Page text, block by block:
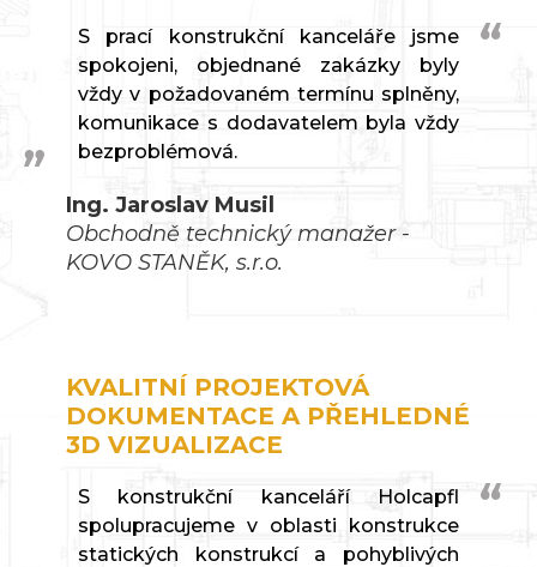
S prací konstrukční kanceláře jsme
spokojeni, objednané zakázky byly
vždy v požadovaném termínu splněny,
komunikace s dodavatelem byla vždy
bezproblémová.
Ing. Jaroslav Musil
Obchodně technický manažer -
KOVO STANĚK, s.r.o.
KVALITNÍ PROJEKTOVÁ
DOKUMENTACE A PŘEHLEDNÉ
3D VIZUALIZACE
S konstrukční kanceláří Holcapfl
spolupracujeme v oblasti konstrukce
statických konstrukcí a pohyblivých